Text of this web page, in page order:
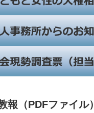
報（PDFファイル）